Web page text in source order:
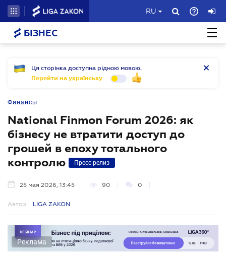
RU
БІЗНЕС
Ця сторінка доступна рідною мовою.
Перейти на українську
Финансы
National Finmon Forum 2026: як
бізнесу не втратити доступ до
грошей в епоху тотального
контролю
Пресс-релиз
25 мая 2026, 13:45 90 0
Автор: LIGA ZAKON
Реклама